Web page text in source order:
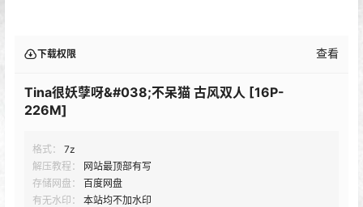
下载权限 查看
Tina很妖孽呀&#038;不呆猫 古风双人 [16P-
226M]
格式：
7z
解压教程：
网站最顶部有写
存储网盘：
百度网盘
有无水印：
本站均不加水印